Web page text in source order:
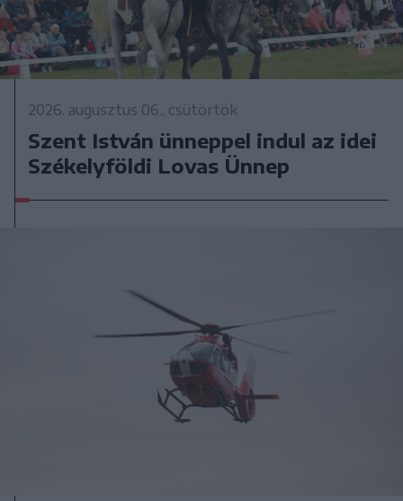
2026. augusztus 06., csütörtök
Szent István ünneppel indul az idei
Székelyföldi Lovas Ünnep